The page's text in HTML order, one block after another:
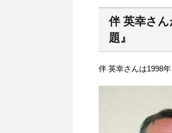
伴 英幸さ
題』
伴 英幸さんは1998